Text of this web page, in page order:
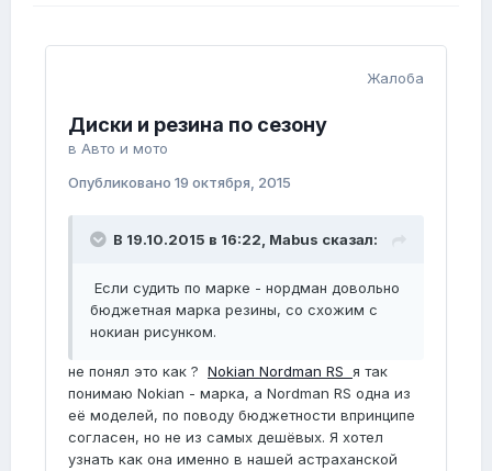
Жалоба
Диски и резина по сезону
в Авто и мото
Опубликовано 19 октября, 2015
В 19.10.2015 в 16:22, Mabus сказал:
Если судить по марке - нордман довольно
бюджетная марка резины, со схожим с
нокиан рисунком.
не понял это как ? Nokian Nordman RS я так
понимаю Nokian - марка, а Nordman RS одна из
её моделей, по поводу бюджетности впринципе
согласен, но не из самых дешёвых. Я хотел
узнать как она именно в нашей астраханской